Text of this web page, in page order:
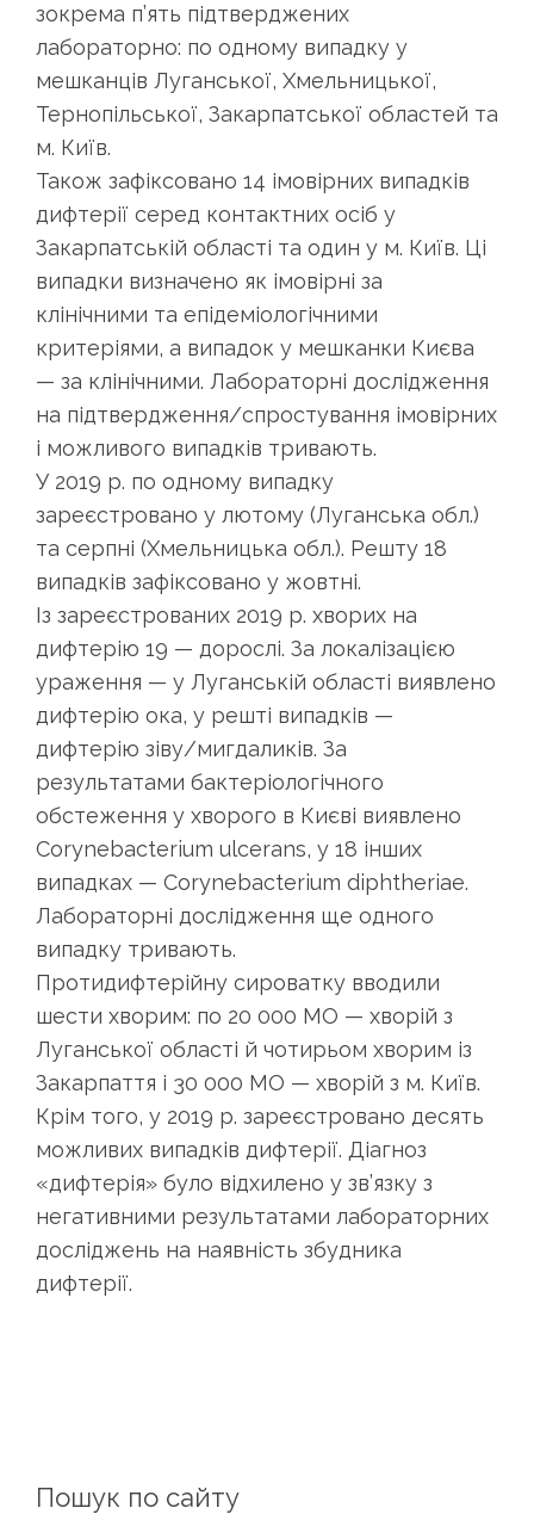
зокрема п’ять підтверджених
лабораторно: по одному випадку у
мешканців Луганської, Хмельницької,
Тернопільської, Закарпатської областей та
м. Київ.
Також зафіксовано 14 імовірних випадків
дифтерії серед контактних осіб у
Закарпатській області та один у м. Київ. Ці
випадки визначено як імовірні за
клінічними та епідеміологічними
критеріями, а випадок у мешканки Києва
— за клінічними. Лабораторні дослідження
на підтвердження/спростування імовірних
і можливого випадків тривають.
У 2019 р. по одному випадку
зареєстровано у лютому (Луганська обл.)
та серпні (Хмельницька обл.). Решту 18
випадків зафіксовано у жовтні.
Із зареєстрованих 2019 р. хворих на
дифтерію 19 — дорослі. За локалізацією
ураження — у Луганській області виявлено
дифтерію ока, у решті випадків —
дифтерію зіву/мигдаликів. За
результатами бактеріологічного
обстеження у хворого в Києві виявлено
Corynebacterium ulcerans, у 18 інших
випадках — Corynebacterium diphtheriae.
Лабораторні дослідження ще одного
випадку тривають.
Протидифтерійну сироватку вводили
шести хворим: по 20 000 МО — хворій з
Луганської області й чотирьом хворим із
Закарпаття і 30 000 МО — хворій з м. Київ.
Крім того, у 2019 р. зареєстровано десять
можливих випадків дифтерії. Діагноз
«дифтерія» було відхилено у зв’язку з
негативними результатами лабораторних
досліджень на наявність збудника
дифтерії.
Пошук по сайту